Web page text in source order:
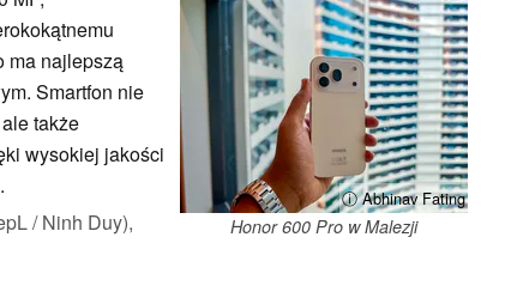
ⓘ Abhinav Fating
Honor 600 Pro w Malezji
ma najlepszą
Smartfon nie
także
wysokiej jakości
/ Ninh Duy),